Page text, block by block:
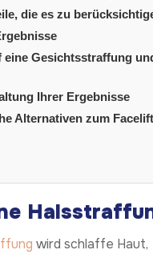
die es zu
eine Gesichtsstraffung
Ihrer Ergebnisse
Alternativen zum
wird schlaffe Haut,